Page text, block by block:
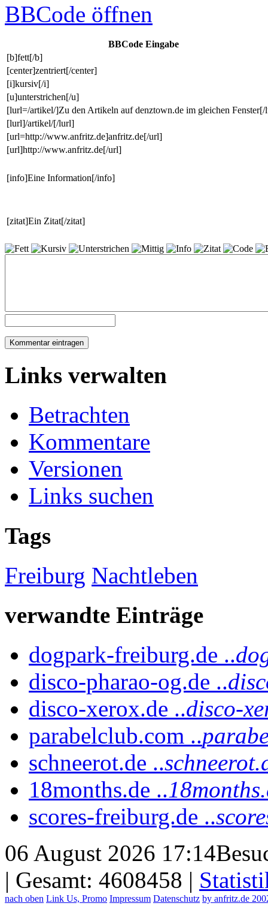
BBCode öffnen
BBCode Eingabe
[b]fett[/b]
[center]zentriert[/center]
[i]kursiv[/i]
[u]unterstrichen[/u]
[lurl=/artikel/]Zu den Artikeln auf denztown.de im gleichen
[lurl]/artikel/[/lurl]
[url=http://www.anfritz.de]anfritz.de[/url]
[url]http://www.anfritz.de[/url]
[info]Eine Information[/info]
[zitat]Ein Zitat[/zitat]
Links verwalten
Betrachten
Kommentare
Versionen
Links suchen
Tags
Freiburg Nachtleben
verwandte Einträge
dogpark-freiburg.de ..
disco-pharao-og.de ..
disco-xerox.de ..disco-
parabelclub.com ..
schneerot.de ..
18months.de ..
scores-freiburg.de ..
06 August 2026 17:14
| Gesamt: 4608458 |
nach oben Link Us, Promo Impressum Datenschutz by anfritz.de